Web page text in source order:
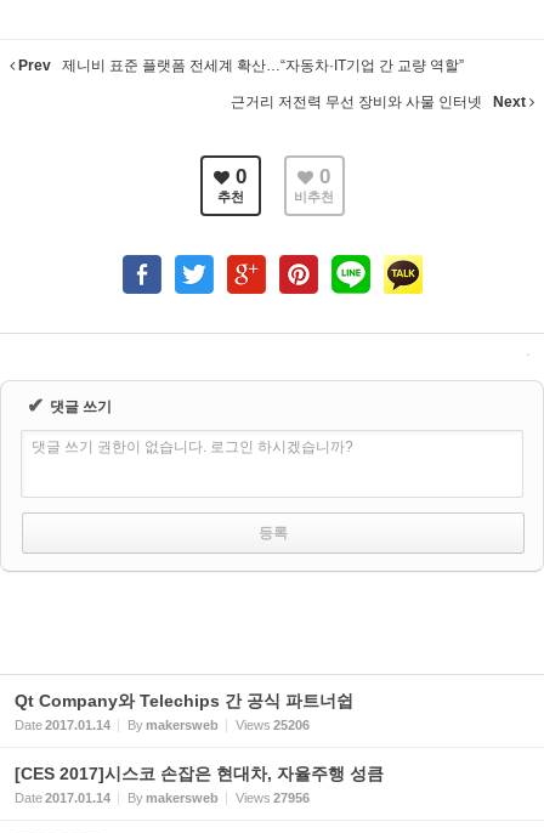
Prev 제니비 표준 플랫폼 전세계 확산…“자동차·IT기업 간 교량 역할”
근거리 저전력 무선 장비와 사물 인터넷 Next
0
추천
0
비추천
✔ 댓글 쓰기
댓글 쓰기 권한이 없습니다. 로그인 하시겠습니까?
Qt Company와 Telechips 간 공식 파트너쉽
Date2017.01.14 Bymakersweb Views 25206
[CES 2017]시스코 손잡은 현대차, 자율주행 성큼
Date2017.01.14 Bymakersweb Views 27956